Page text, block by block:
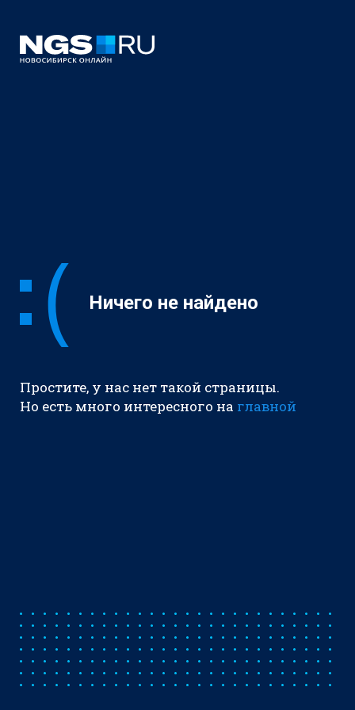
Ничего не найдено
Простите, у нас нет такой страницы.
Но есть много интересного на главной